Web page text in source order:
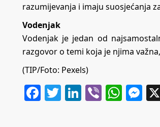
razumijevanja i imaju suosjećanja
Vodenjak
Vodenjak je jedan od
razgovor o temi koja je njima
(TIP/Foto: Pexels)
Facebook
Twitter
LinkedIn
Viber